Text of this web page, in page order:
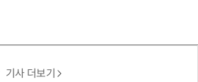
기사 더보기